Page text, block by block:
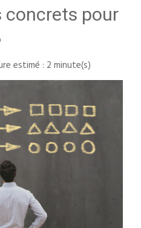
pour
estimé : 2 minute(s)